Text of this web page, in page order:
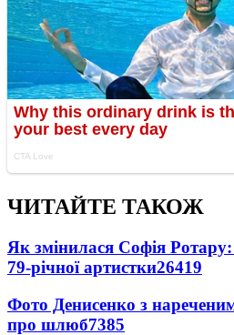
ЧИТАЙТЕ ТАКОЖ
Як змінилася Софія
79-річної артистки26419
Фото Денисенко з
про шлюб7385